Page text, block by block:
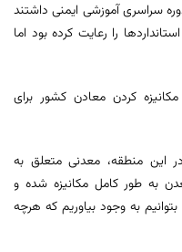
سراسری آموزشی ایمنی داشتند
را رعایت کرده بود اما
کردن معادن کشور برای
این منطقه، معدنی متعلق به
به طور کامل مکانیزه شده و
به وجود بیاوریم که هرچه